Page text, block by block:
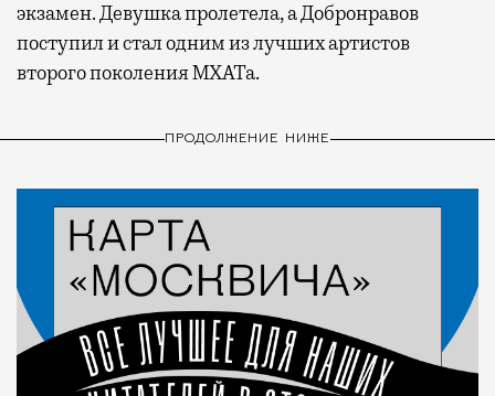
экзамен. Девушка пролетела, а Добронравов
поступил и стал одним из лучших артистов
второго поколения МХАТа.
ПРОДОЛЖЕНИЕ НИЖЕ